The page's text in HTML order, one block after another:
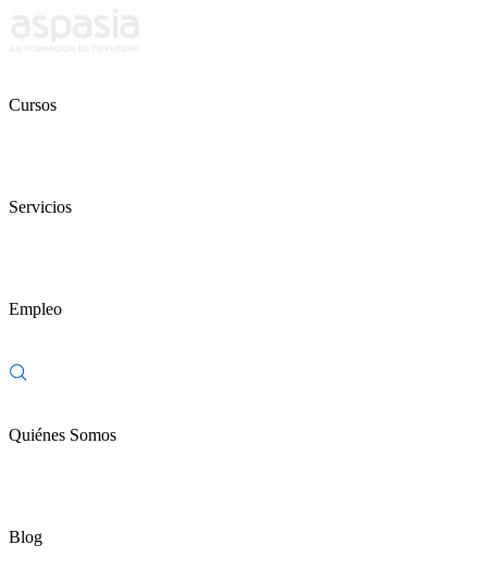
Cursos
Servicios
Empleo
Quiénes Somos
Blog